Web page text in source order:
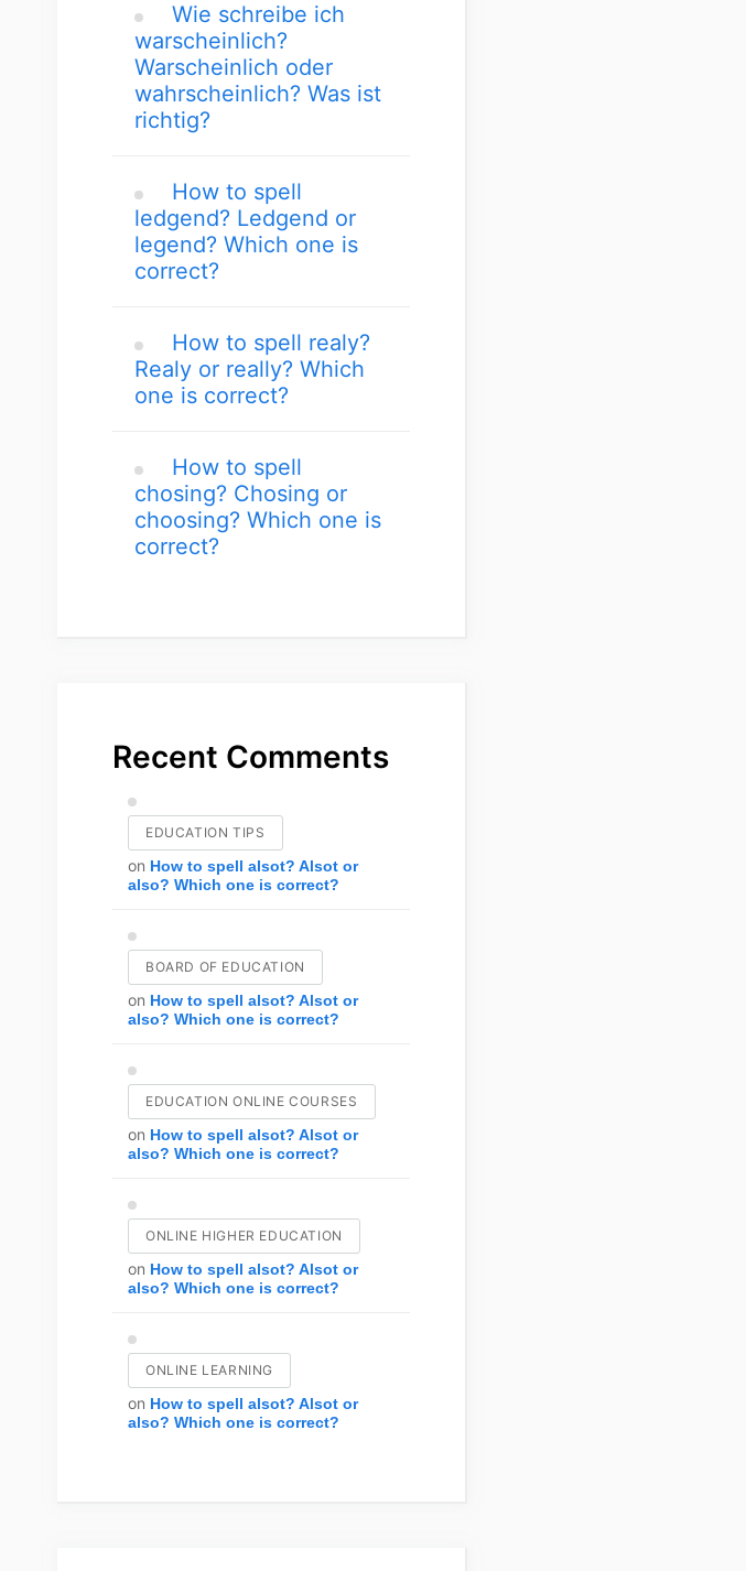
Wie schreibe ich
warscheinlich?
Warscheinlich oder
wahrscheinlich? Was ist
richtig?
How to spell
ledgend? Ledgend or
legend? Which one is
correct?
How to spell realy?
Realy or really? Which
one is correct?
How to spell
chosing? Chosing or
choosing? Which one is
correct?
Recent Comments
EDUCATION TIPS
on How to spell alsot? Alsot or
also? Which one is correct?
BOARD OF EDUCATION
on How to spell alsot? Alsot or
also? Which one is correct?
EDUCATION ONLINE COURSES
on How to spell alsot? Alsot or
also? Which one is correct?
ONLINE HIGHER EDUCATION
on How to spell alsot? Alsot or
also? Which one is correct?
ONLINE LEARNING
on How to spell alsot? Alsot or
also? Which one is correct?